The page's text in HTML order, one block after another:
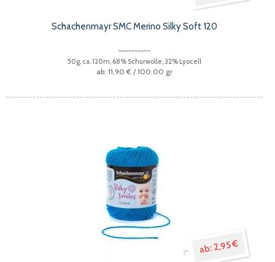
Schachenmayr SMC Merino Silky Soft 120
50g, ca. 120m, 68% Schurwolle, 32% Lyocell
11,90 € / 100.00 gr
2,95 €